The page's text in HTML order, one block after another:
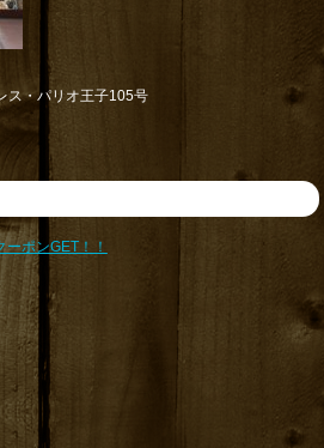
ス・パリオ王子105号
ポンGET！！